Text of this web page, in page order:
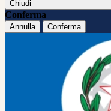
Chiudi
Conferma
Annulla Conferma